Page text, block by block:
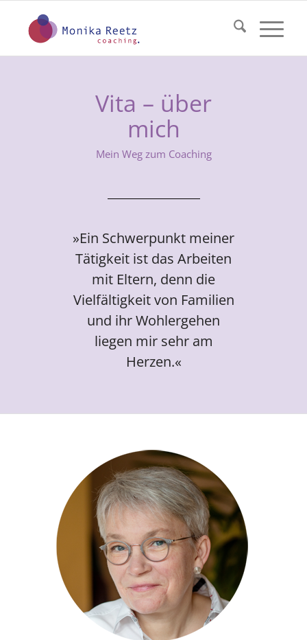
Vita – über
mich
Mein Weg zum Coaching
»Ein Schwerpunkt meiner
Tätigkeit ist das Arbeiten
mit Eltern, denn die
Vielfältigkeit von Familien
und ihr Wohlergehen
liegen mir sehr am
Herzen.«